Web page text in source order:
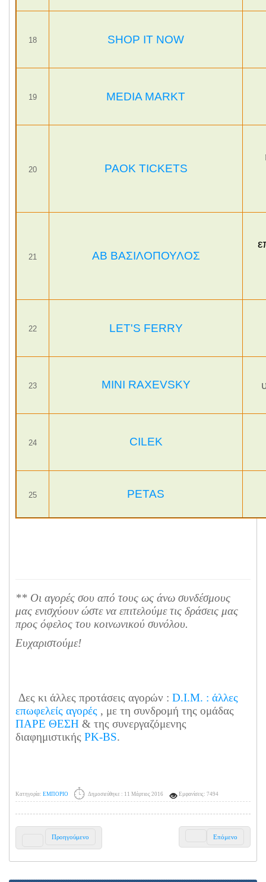
18 SHOP IT NOW
19 MEDIA MARKT
20 PAOK TICKETS
21 ΑΒ ΒΑΣΙΛΟΠΟΥΛΟΣ
22 LET'S FERRY
23 MINI RAXEVSKY
24 CILEK
25 PETAS
** Οι αγορές σου από τους ως άνω συνδέσμους
μας ενισχύουν ώστε να επιτελούμε τις δράσεις μας
προς όφελος του κοινωνικού συνόλου.
Ευχαριστούμε!
Δες κι άλλες προτάσεις αγορών : D.I.M. : άλλες
επωφελείς αγορές , με τη συνδρομή της ομάδας
ΠΑΡΕ ΘΕΣΗ & της συνεργαζόμενης
διαφημιστικής PK-BS.
Κατηγορία: ΕΜΠΟΡΙΟ Δημοσιεύθηκε : 11 Μάρτιος 2016 Εμφανίσεις: 7494
Προηγούμενο Επόμενο